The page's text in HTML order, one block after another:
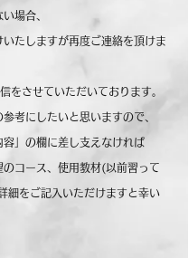
場合、
たしますが再度ご連絡を頂けま
をさせていただいております。
参考にしたいと思いますので、
容」の欄に差し支えなければ
コース、使用教材(以前習って
細をご記入いただけますと幸い